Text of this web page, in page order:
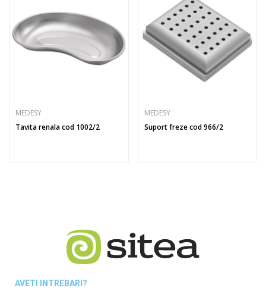
MEDESY
Tavita renala cod 1002/2
MEDESY
Suport freze cod 966/2
AVETI INTREBARI?